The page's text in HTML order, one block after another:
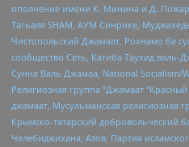
ополчение имени К. Минина и Д.
Тагьаля SHAM, АУМ Синрике,
Чистопольский Джамаат, Рохнамо ба
сообщество Сеть, Катиба Таухид
Сунна Валь Джамаа, National Socialism/
Религиозная группа “Джамаат
джамаат, Мусульманская религиозная
Крымско-татарский добровольческий
Челебиджихана, Азов, Партия